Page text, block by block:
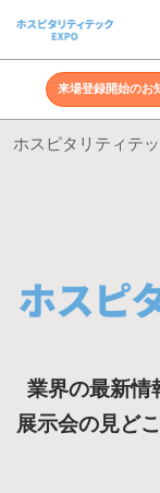
ッ
し
て
来場登録開始のお
ホスピタリティテ
ホ
テ
ク
EXPO
業界の最新情
展示会の見ど